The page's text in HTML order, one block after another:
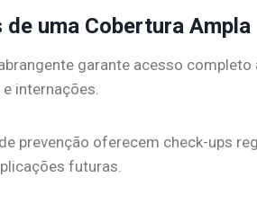
uma Cobertura Ampla
garante acesso
internações.
prevenção oferecem check-ups
futuras.